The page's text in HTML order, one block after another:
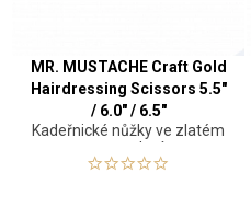
MR. MUSTACHE Craft Gold
Hairdressing Scissors 5.5"
/ 6.0" / 6.5"
Kadeřnické nůžky ve zlatém
provedení